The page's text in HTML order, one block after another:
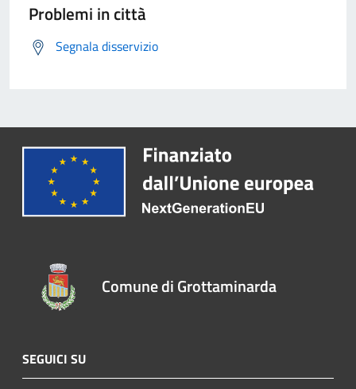
Problemi in città
Segnala disservizio
Comune di Grottaminarda
SEGUICI SU